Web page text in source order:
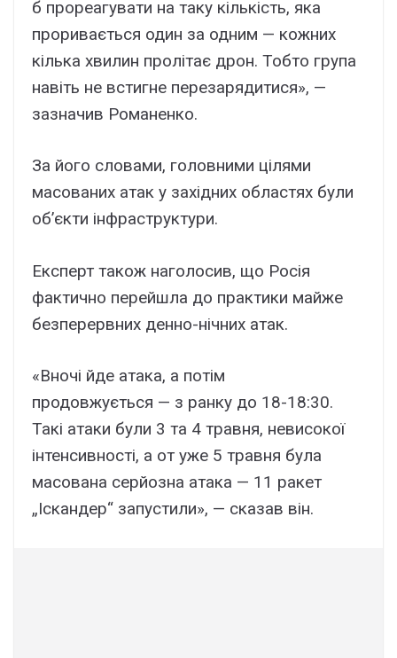
б прореагувати на таку кількість, яка
проривається один за одним — кожних
кілька хвилин пролітає дрон. Тобто група
навіть не встигне перезарядитися», —
зазначив Романенко.
За його словами, головними цілями
масованих атак у західних областях були
об’єкти інфраструктури.
Експерт також наголосив, що Росія
фактично перейшла до практики майже
безперервних денно-нічних атак.
«Вночі йде атака, а потім
продовжується — з ранку до 18-18:30.
Такі атаки були 3 та 4 травня, невисокої
інтенсивності, а от уже 5 травня була
масована серйозна атака — 11 ракет
„Іскандер“ запустили», — сказав він.